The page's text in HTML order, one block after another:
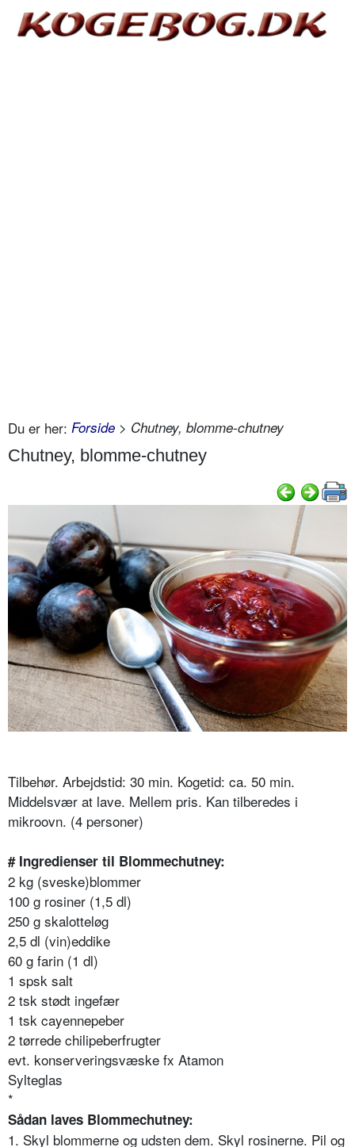
Du er her: Forside > Chutney, blomme-chutney
Chutney, blomme-chutney
Tilbehør. Arbejdstid: 30 min. Kogetid: ca. 50 min.
Middelsvær at lave. Mellem pris. Kan tilberedes i
mikroovn. (4 personer)
# Ingredienser til Blommechutney:
2 kg (sveske)blommer
100 g rosiner (1,5 dl)
250 g skalotteløg
2,5 dl (vin)eddike
60 g farin (1 dl)
1 spsk salt
2 tsk stødt ingefær
1 tsk cayennepeber
2 tørrede chilipeberfrugter
evt. konserveringsvæske fx Atamon
Sylteglas
*
Sådan laves Blommechutney:
1. Skyl blommerne og udsten dem. Skyl rosinerne. Pil og